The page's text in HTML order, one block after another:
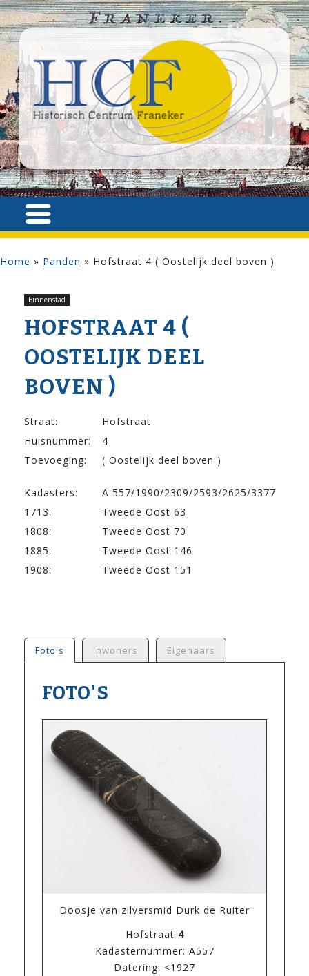
Home » Panden » Hofstraat 4 ( Oostelijk deel boven )
Binnenstad
HOF­STRAAT 4 (
OOSTELIJK DEEL
BOVEN )
Straat:
Hofstraat
Huisnummer:
4
Toevoeging:
( Oostelijk deel boven )
Kadasters:
A 557/1990/2309/2593/2625/3377
1713:
Tweede Oost 63
1808:
Tweede Oost 70
1885:
Tweede Oost 146
1908:
Tweede Oost 151
Foto's Inwoners Eigenaars
FOTO'S
Doosje van zilversmid Durk de Ruiter
Hofstraat 4
Kadasternummer: A557
Datering: <1927